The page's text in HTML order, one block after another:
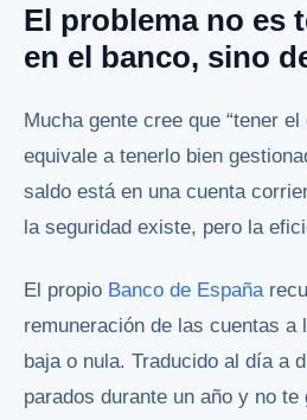
El problema no es
en el banco, sino
Mucha gente cree que “tener el
equivale a tenerlo bien
saldo está en una cuenta
la seguridad existe, pero la
El propio Banco de España
remuneración de las cuentas
baja o nula. Traducido al día a
parados durante un año y no te